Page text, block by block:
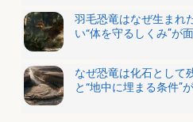
羽毛恐竜はなぜ生まれ
い“体を守るしくみ”が
なぜ恐竜は化石として
と“地中に埋まる条件”